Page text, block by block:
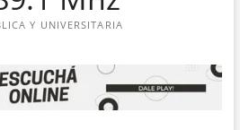
Y UNIVERSITARIA